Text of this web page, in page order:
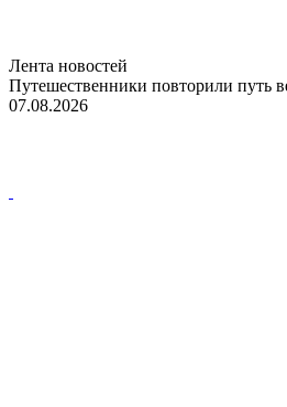
Лента новостей
Путешественники повторили путь
07.08.2026